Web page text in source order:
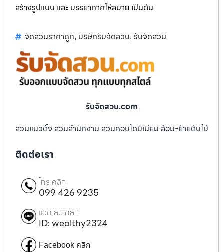
สร้างรูปแบบ และ บรรยากาศให้สบาย เป็นต้น
จัดสวนราคาถูก, บริษัทรับจัดสวน, รับจัดสวน
รับจัดสวน.com
สวนแนวตั้ง สวนสำนักงาน สวนคอนโดมิเนียม ล้อม-ย้ายต้นไม้
ติดต่อเรา
โทร คลิก
099 426 9235
แอดไลน์ คลิก
ID: wealthy2324
Facebook คลิก